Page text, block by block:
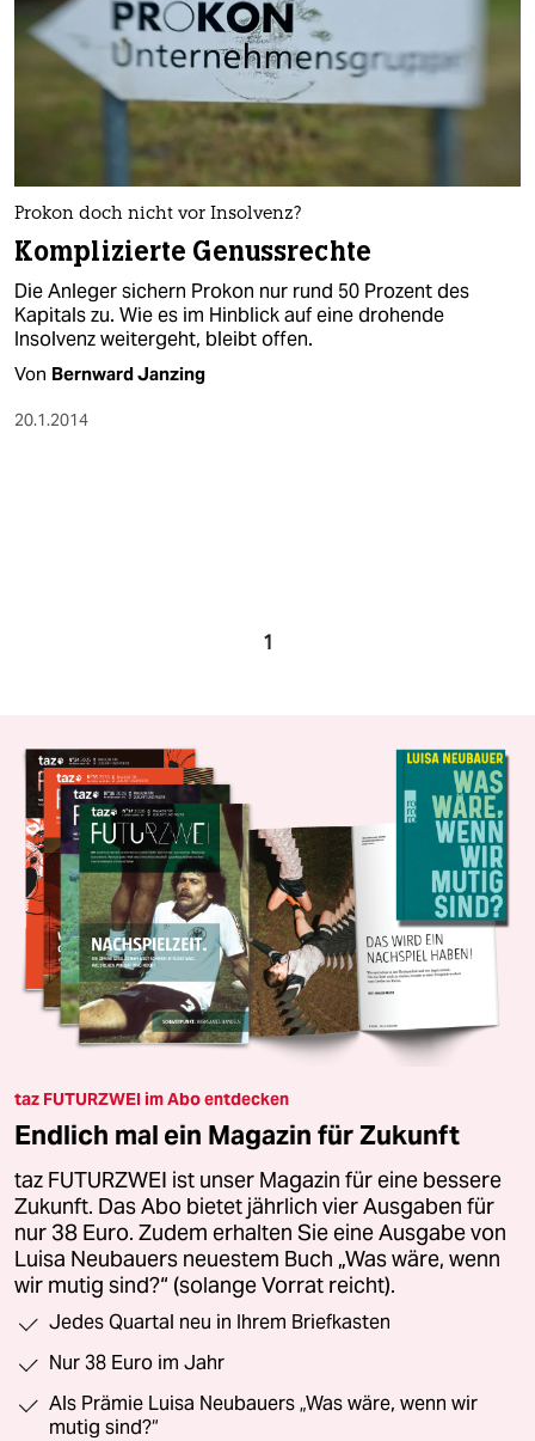
Prokon doch nicht vor Insolvenz?
Komplizierte Genussrechte
Die Anleger sichern Prokon nur rund 50 Prozent des
Kapitals zu. Wie es im Hinblick auf eine drohende
Insolvenz weitergeht, bleibt offen.
Von Bernward Janzing
20.1.2014
1
taz FUTURZWEI im Abo entdecken
Endlich mal ein Magazin für Zukunft
taz FUTURZWEI ist unser Magazin für eine bessere
Zukunft. Das Abo bietet jährlich vier Ausgaben für
nur 38 Euro. Zudem erhalten Sie eine Ausgabe von
Luisa Neubauers neuestem Buch „Was wäre, wenn
wir mutig sind?“ (solange Vorrat reicht).
Jedes Quartal neu in Ihrem Briefkasten
Nur 38 Euro im Jahr
Als Prämie Luisa Neubauers „Was wäre, wenn wir
mutig sind?“